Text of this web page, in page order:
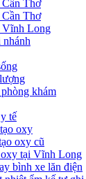
Thơ
Thơ
Vĩnh Long
khám
tế
oxy
oxy cũ
tại Vĩnh Long
bình xe lăn điện